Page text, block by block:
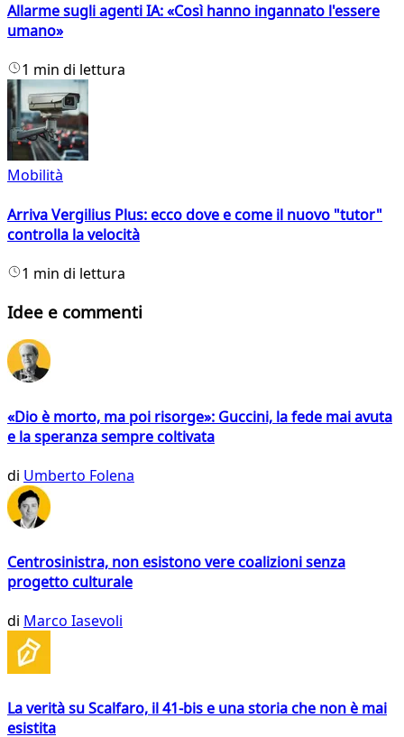
Allarme sugli agenti IA: «Così hanno ingannato l'essere
umano»
1 min di lettura
Mobilità
Arriva Vergilius Plus: ecco dove e come il nuovo "tutor"
controlla la velocità
1 min di lettura
Idee e commenti
«Dio è morto, ma poi risorge»: Guccini, la fede mai avuta
e la speranza sempre coltivata
di Umberto Folena
Centrosinistra, non esistono vere coalizioni senza
progetto culturale
di Marco Iasevoli
La verità su Scalfaro, il 41-bis e una storia che non è mai
esistita